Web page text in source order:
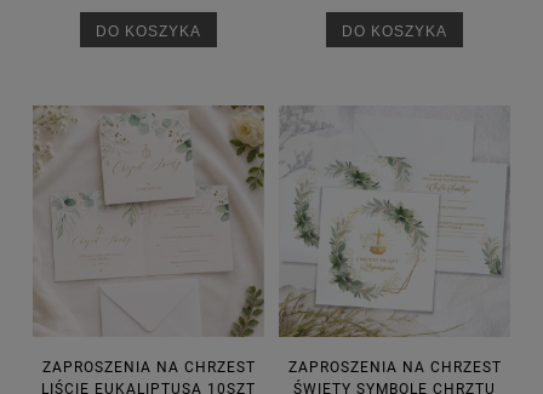
DO KOSZYKA DO KOSZYKA
ZAPROSZENIA NA CHRZEST
LIŚCIE EUKALIPTUSA 10SZT
ZAPROSZENIA NA CHRZEST
ŚWIĘTY SYMBOLE CHRZTU